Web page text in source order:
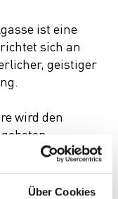
Über Cookies
ist eine
sich an
geistiger
wird den
Maßstäben